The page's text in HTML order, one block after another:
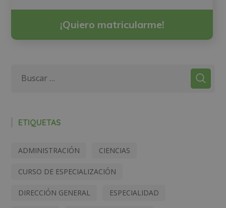
¡Quiero matricularme!
ETIQUETAS
ADMINISTRACIÓN CIENCIAS
CURSO DE ESPECIALIZACIÓN
DIRECCIÓN GENERAL ESPECIALIDAD